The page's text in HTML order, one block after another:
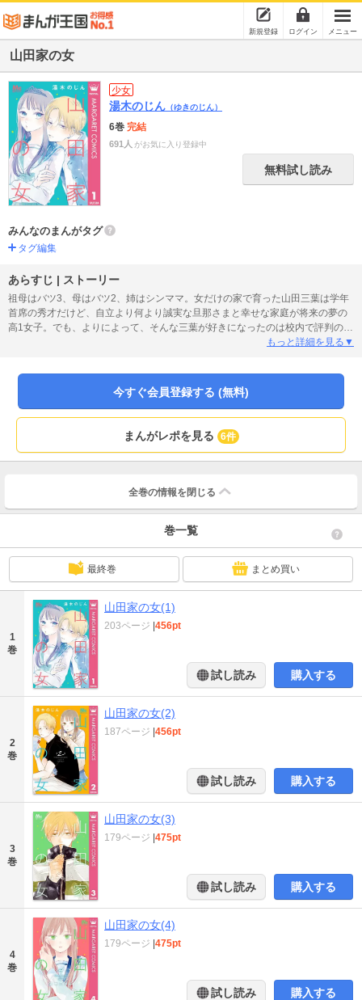
新規登録 ログイン メニュー
山田家の女
少女
湯木のじん （ゆきのじん）
6巻 完結
691人 がお気に入り登録中
無料試し読み
みんなのまんがタグ
タグ編集
あらすじ | ストーリー
祖母はバツ3、母はバツ2、姉はシンママ。女だけの家で育った山田三葉は学年
首席の秀才だけど、自立より何より誠実な旦那さまと幸せな家庭が将来の夢の
高1女子。でも、よりによって、そんな三葉が好きになったのは校内で評判のよ
くない金髪男子・窪龍之介で…!? 見る目があるのかないのか。令和の夢見る
もっと詳細を見る▼
今すぐ会員登録する (無料)
まんがレポを見る 6件
全巻の情報を 閉じる
巻一覧
最終巻 まとめ買い
1
巻
山田家の女(1)
203ページ 456pt
試し読み 購入する
2
巻
山田家の女(2)
187ページ 456pt
試し読み 購入する
3
巻
山田家の女(3)
179ページ 475pt
試し読み 購入する
4
巻
山田家の女(4)
179ページ 475pt
試し読み 購入する